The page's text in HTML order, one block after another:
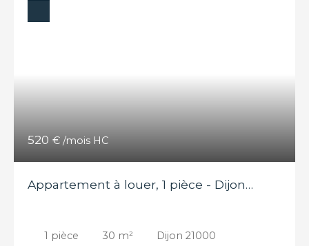
520 € /mois HC
Appartement à louer, 1 pièce - Dijon
1 pièce 30 m² Dijon 21000